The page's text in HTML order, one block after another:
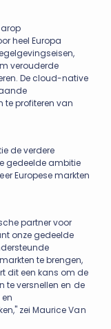
heel Europa
verouderde
De cloud-native
te profiteren van
de verdere
gedeelde ambitie
Europese markten
partner voor
onze gedeelde
te brengen,
dit een kans om de
te versnellen en de
zei Maurice Van